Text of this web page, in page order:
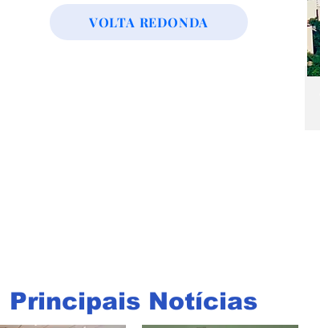
VOLTA REDONDA
Principais Notícias